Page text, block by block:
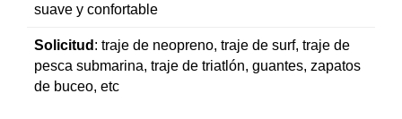
suave y confortable
Solicitud : traje de neopreno, traje de surf, traje de
pesca submarina, traje de triatlón, guantes, zapatos
de buceo, etc